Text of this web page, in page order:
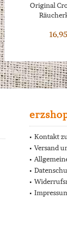
Original
Kontakt
Versand